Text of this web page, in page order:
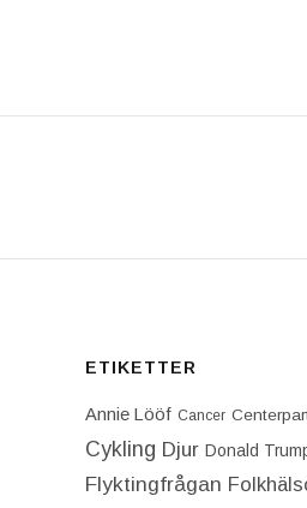
ETIKETTER
Annie Lööf Cancer
Cykling Djur Donald
Flyktingfrågan